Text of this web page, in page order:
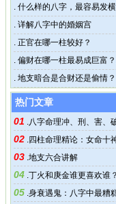
. 什么样的八字，最容易发横
. 详解八字中的婚姻宫
. 正官在哪一柱较好？
. 偏财在哪一柱最易成巨富
为上等富格
. 地支暗合是合财还是偷情？
热门文章
01 .八字命理冲、刑、害、
02 .四柱命理精论：女命十
03 .地支六合讲解
04 .丁火和庚金谁更喜欢谁？
05 .身衰遇鬼：八字中最糟